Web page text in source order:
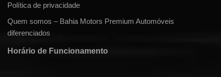
Política de privacidade
Quem somos – Bahia Motors Premium Automóveis
diferenciados
Horário de Funcionamento